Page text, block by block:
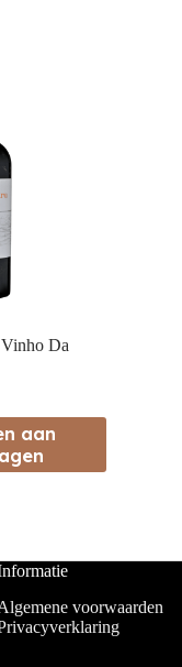
Da
aan
voorwaarden